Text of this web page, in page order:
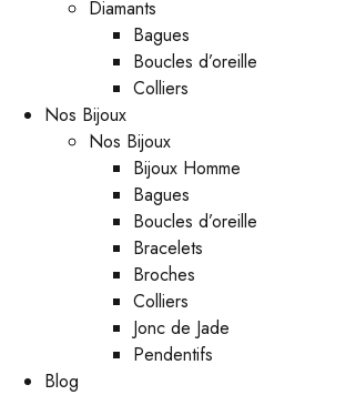
Diamants
Bagues
Boucles d’oreille
Colliers
Nos Bijoux
Nos Bijoux
Bijoux Homme
Bagues
Boucles d’oreille
Bracelets
Broches
Colliers
Jonc de Jade
Pendentifs
Blog